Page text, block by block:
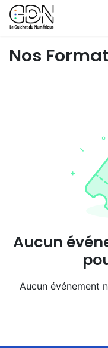
Se rendre au contenu
Nos
Aucun
Aucun événement